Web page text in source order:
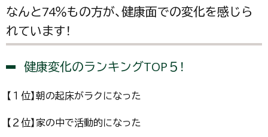
なんと74％もの方が、健康面での変化を感じら
れています！
健康変化のランキングTOP５！
【１位】朝の起床がラクになった
【２位】家の中で活動的になった